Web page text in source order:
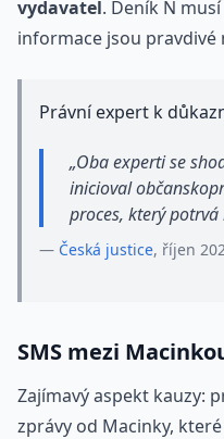
vydavatel. Deník N
informace jsou pravdivé
Právní expert k
„Oba experti se
inicioval
proces, který potrvá
— Česká justice, říjen
SMS mezi
Zajímavý aspekt kauzy:
zprávy od Macinky,